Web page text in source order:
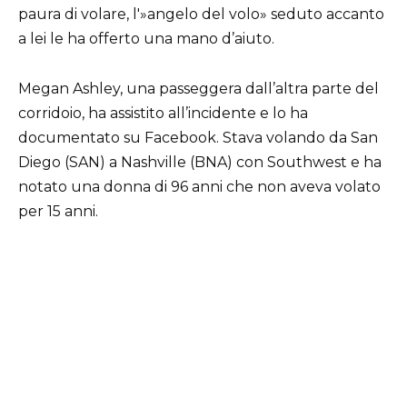
paura di volare, l'»angelo del volo» seduto accanto
a lei le ha offerto una mano d’aiuto.
Megan Ashley, una passeggera dall’altra parte del
corridoio, ha assistito all’incidente e lo ha
documentato su Facebook. Stava volando da San
Diego (SAN) a Nashville (BNA) con Southwest e ha
notato una donna di 96 anni che non aveva volato
per 15 anni.